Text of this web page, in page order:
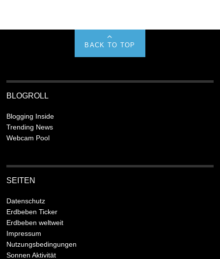
BACK TO TOP
BLOGROLL
Blogging Inside
Trending News
Webcam Pool
SEITEN
Datenschutz
Erdbeben Ticker
Erdbeben weltweit
Impressum
Nutzungsbedingungen
Sonnen Aktivität